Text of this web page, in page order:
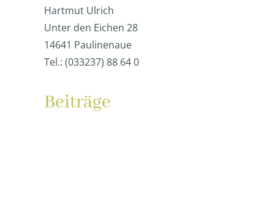
Hartmut Ulrich
Unter den Eichen 28
14641 Paulinenaue
Tel.: (033237) 88 64 0
Beiträge